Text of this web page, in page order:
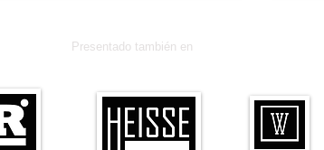
Presentado también en